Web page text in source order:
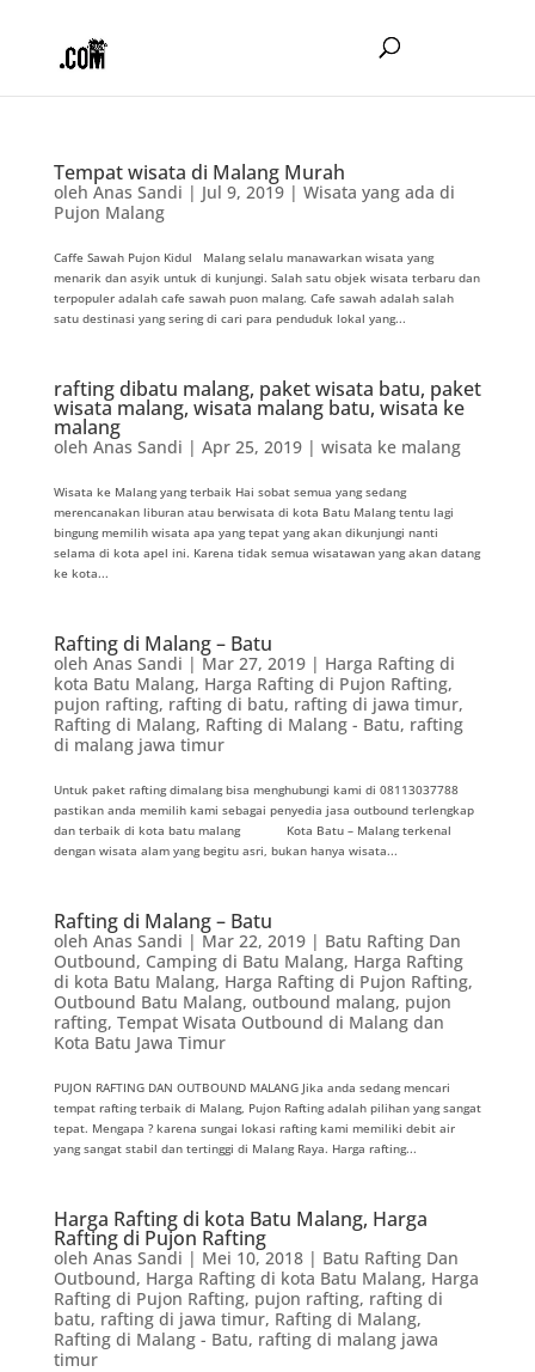
Tempat wisata di Malang Murah
oleh Anas Sandi | Jul 9, 2019| Wisata yang ada di
Pujon Malang
Caffe Sawah Pujon Kidul Malang selalu manawarkan wisata yang
menarik dan asyik untuk di kunjungi. Salah satu objek wisata terbaru dan
terpopuler adalah cafe sawah puon malang. Cafe sawah adalah salah
satu destinasi yang sering di cari para penduduk lokal yang...
rafting dibatu malang, paket wisata batu, paket
wisata malang, wisata malang batu, wisata ke
malang
oleh Anas Sandi | Apr 25, 2019| wisata ke malang
Wisata ke Malang yang terbaik Hai sobat semua yang sedang
merencanakan liburan atau berwisata di kota Batu Malang tentu lagi
bingung memilih wisata apa yang tepat yang akan dikunjungi nanti
selama di kota apel ini. Karena tidak semua wisatawan yang akan datang
ke kota...
Rafting di Malang – Batu
oleh Anas Sandi | Mar 27, 2019| Harga Rafting di
kota Batu Malang, Harga Rafting di Pujon Rafting,
pujon rafting, rafting di batu, rafting di jawa timur,
Rafting di Malang, Rafting di Malang - Batu, rafting
di malang jawa timur
Untuk paket rafting dimalang bisa menghubungi kami di 08113037788
pastikan anda memilih kami sebagai penyedia jasa outbound terlengkap
dan terbaik di kota batu malang Kota Batu – Malang terkenal
dengan wisata alam yang begitu asri, bukan hanya wisata...
Rafting di Malang – Batu
oleh Anas Sandi | Mar 22, 2019| Batu Rafting Dan
Outbound, Camping di Batu Malang, Harga Rafting
di kota Batu Malang, Harga Rafting di Pujon Rafting,
Outbound Batu Malang, outbound malang, pujon
rafting, Tempat Wisata Outbound di Malang dan
Kota Batu Jawa Timur
PUJON RAFTING DAN OUTBOUND MALANG Jika anda sedang mencari
tempat rafting terbaik di Malang, Pujon Rafting adalah pilihan yang sangat
tepat. Mengapa ? karena sungai lokasi rafting kami memiliki debit air
yang sangat stabil dan tertinggi di Malang Raya. Harga rafting...
Harga Rafting di kota Batu Malang, Harga
Rafting di Pujon Rafting
oleh Anas Sandi | Mei 10, 2018| Batu Rafting Dan
Outbound, Harga Rafting di kota Batu Malang, Harga
Rafting di Pujon Rafting, pujon rafting, rafting di
batu, rafting di jawa timur, Rafting di Malang,
Rafting di Malang - Batu, rafting di malang jawa
timur